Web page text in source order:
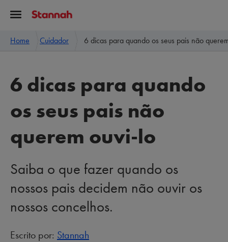
Home Cuidador 6 dicas para quando os seus pais não
6 dicas para quando
os seus pais não
querem ouvi-lo
Saiba o que fazer quando os
nossos pais decidem não ouvir os
nossos concelhos.
Escrito por: Stannah